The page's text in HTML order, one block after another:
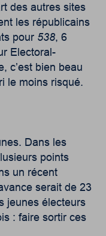
des autres sites
les républicains
pour 538, 6
Electoral-
c’est bien beau
le moins risqué.
Dans les
points
un récent
serait de 23
jeunes électeurs
: faire sortir ces